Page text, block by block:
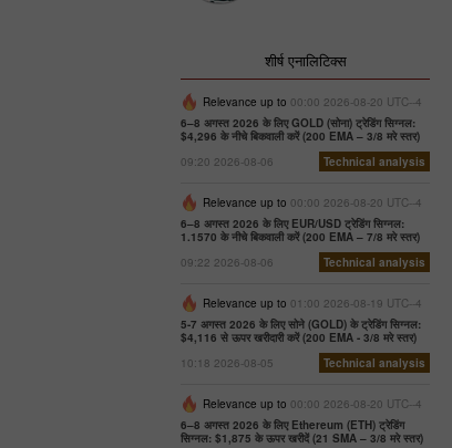
शीर्ष एनालिटिक्स
Relevance up to 00:00 2026-08-20 UTC--4
6–8 अगस्त 2026 के लिए GOLD (सोना) ट्रेडिंग सिग्नल:
$4,296 के नीचे बिकवाली करें (200 EMA – 3/8 मरे स्तर)
09:20 2026-08-06
Technical analysis
Relevance up to 00:00 2026-08-20 UTC--4
6–8 अगस्त 2026 के लिए EUR/USD ट्रेडिंग सिग्नल:
1.1570 के नीचे बिकवाली करें (200 EMA – 7/8 मरे स्तर)
09:22 2026-08-06
Technical analysis
Relevance up to 01:00 2026-08-19 UTC--4
5-7 अगस्त 2026 के लिए सोने (GOLD) के ट्रेडिंग सिग्नल:
$4,116 से ऊपर खरीदारी करें (200 EMA - 3/8 मरे स्तर)
10:18 2026-08-05
Technical analysis
Relevance up to 00:00 2026-08-20 UTC--4
6–8 अगस्त 2026 के लिए Ethereum (ETH) ट्रेडिंग
सिग्नल: $1,875 के ऊपर खरीदें (21 SMA – 3/8 मरे स्तर)